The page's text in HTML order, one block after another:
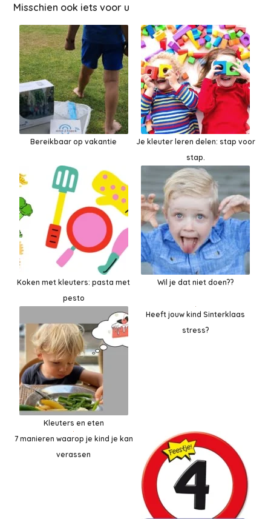
Misschien ook iets voor u
Bereikbaar op vakantie
Je kleuter leren delen: stap voor
stap.
Koken met kleuters: pasta met
pesto
Wil je dat niet doen??
Kleuters en eten
Heeft jouw kind Sinterklaas
stress?
7 manieren waarop je kind je kan
verassen